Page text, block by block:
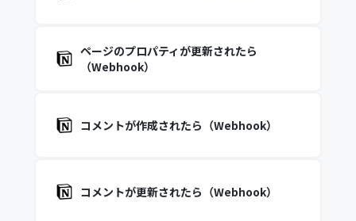
ページのプロパティが更新されたら
（Webhook）
コメントが作成されたら（Webhook）
コメントが更新されたら（Webhook）